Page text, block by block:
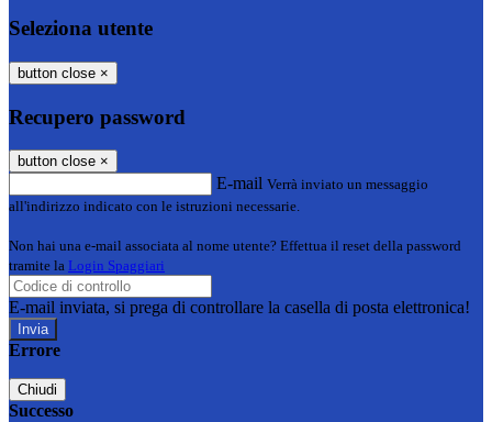
Seleziona utente
button close ×
Recupero password
button close ×
E-mail Verrà inviato un messaggio
all'indirizzo indicato con le istruzioni necessarie.
Non hai una e-mail associata al nome utente? Effettua il reset della password
tramite la Login Spaggiari
E-mail inviata, si prega di controllare la casella di posta elettronica!
Errore
Chiudi
Successo